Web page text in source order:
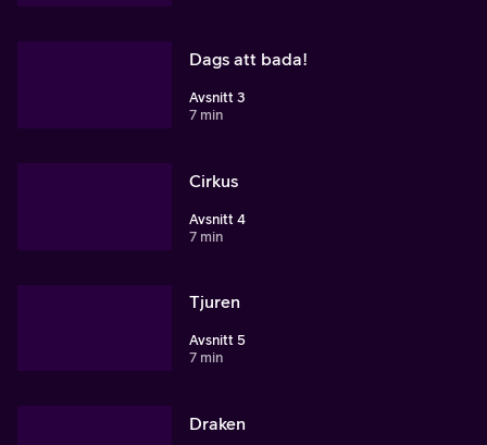
Dags att bada!
Avsnitt 3
7 min
Cirkus
Avsnitt 4
7 min
Tjuren
Avsnitt 5
7 min
Draken